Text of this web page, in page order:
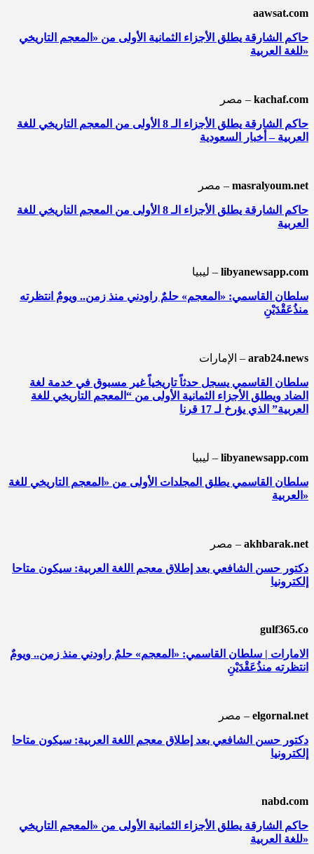
aawsat.com
حاكم الشارقة يطلق الأجزاء الثمانية الأولى من «المعجم التاريخي
للغة العربية»
مصر – kachaf.com
حاكم الشارقة يطلق الأجزاء الـ 8 الأولى من المعجم التاريخي للغة
العربية – أخبار السعودية
مصر – masralyoum.net
حاكم الشارقة يطلق الأجزاء الـ 8 الأولى من المعجم التاريخي للغة
العربية
ليبيا – libyanewsapp.com
سلطان القاسمي: «المعجم» حلمٌ راودني منذ زمن.. ويومٌ انتظرته
منذُعَقْدَيْنِ
الإمارات – arab24.news
سلطان القاسمي يسجل حدثاً تاريخياً غير مسبوق في خدمة لغة
الضاد ويطلق الأجزاء الثمانية الأولى من “المعجم التاريخي للغة
العربية” الذي يؤرخ لـ 17 قرنا
ليبيا – libyanewsapp.com
سلطان القاسمي يطلق المجلدات الأولى من «المعجم التاريخي للغة
العربية»
مصر – akhbarak.net
دكتور حسن الشافعي بعد إطلاق معجم اللغة العربية: سيكون متاحا
إلكترونيا
gulf365.co
الامارات | سلطان القاسمي: «المعجم» حلمٌ راودني منذ زمن.. ويومٌ
انتظرته منذُعَقْدَيْنِ
مصر – elgornal.net
دكتور حسن الشافعي بعد إطلاق معجم اللغة العربية: سيكون متاحا
إلكترونيا
nabd.com
حاكم الشارقة يطلق الأجزاء الثمانية الأولى من «المعجم التاريخي
للغة العربية»